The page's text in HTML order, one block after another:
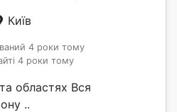
Київ
4 роки тому
4 роки тому
областях Вся
..